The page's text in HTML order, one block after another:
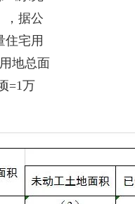
，据公
住宅用
地总面
=1万